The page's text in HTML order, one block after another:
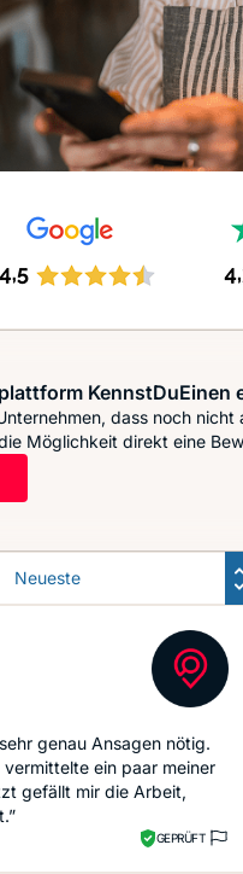
KennstDuEinen
dass noch nicht
Möglichkeit direkt eine
genau Ansagen nötig.
ein paar meiner
gefällt mir die Arbeit,
GEPRÜFT